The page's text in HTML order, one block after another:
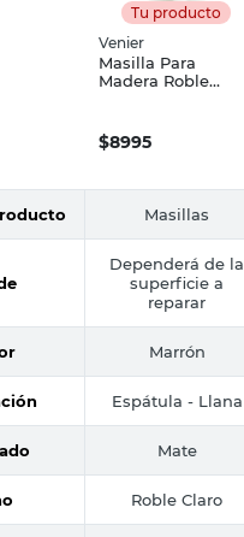
Tu producto
Venier
Masilla Para
Madera Roble
$8995
Masillas
Dependerá de la
superficie a
reparar
Marrón
Espátula - Llana
Mate
Roble Claro